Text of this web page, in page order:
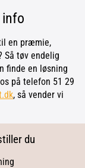
info
en præmie,
Så tøv endelig
finde en løsning
på telefon 51 29
, så vender vi
du